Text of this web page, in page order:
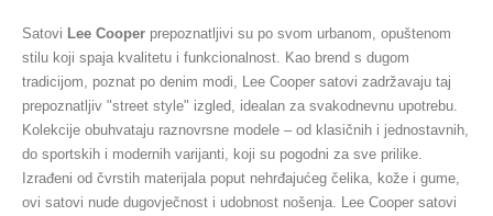
Satovi Lee Cooper prepoznatljivi su po svom urbanom, opuštenom
stilu koji spaja kvalitetu i funkcionalnost. Kao brend s dugom
tradicijom, poznat po denim modi, Lee Cooper satovi zadržavaju taj
prepoznatljiv "street style" izgled, idealan za svakodnevnu upotrebu.
Kolekcije obuhvataju raznovrsne modele – od klasičnih i jednostavnih,
do sportskih i modernih varijanti, koji su pogodni za sve prilike.
Izrađeni od čvrstih materijala poput nehrđajućeg čelika, kože i gume,
ovi satovi nude dugovječnost i udobnost nošenja. Lee Cooper satovi